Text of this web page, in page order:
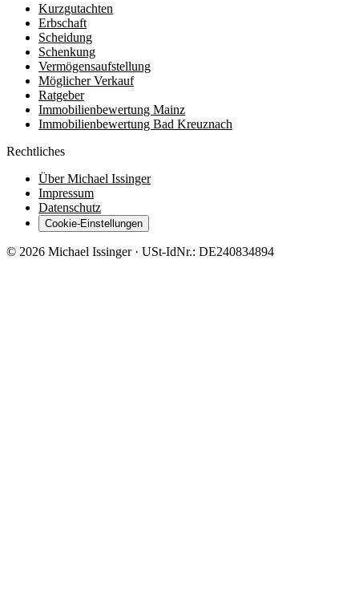
Kurzgutachten
Erbschaft
Scheidung
Schenkung
Vermögensaufstellung
Möglicher Verkauf
Ratgeber
Immobilienbewertung Mainz
Immobilienbewertung Bad Kreuznach
Rechtliches
Über Michael Issinger
Impressum
Datenschutz
Cookie-Einstellungen
© 2026 Michael Issinger · USt-IdNr.: DE240834894